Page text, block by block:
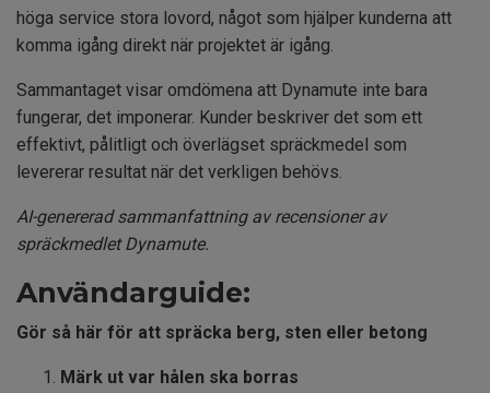
höga service stora lovord, något som hjälper kunderna att
komma igång direkt när projektet är igång.
Sammantaget visar omdömena att Dynamute inte bara
fungerar, det imponerar. Kunder beskriver det som ett
effektivt, pålitligt och överlägset spräckmedel som
levererar resultat när det verkligen behövs.
AI-genererad sammanfattning av recensioner av
spräckmedlet Dynamute.
Användarguide:
Gör så här för att spräcka berg, sten eller betong
Märk ut var hålen ska borras